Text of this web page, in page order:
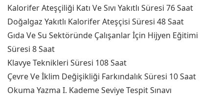
Kalorifer Ateşçiliği Katı Ve Sıvı Yakıtlı Süresi 76 Saat
Doğalgaz Yakıtlı Kalorifer Ateşçisi Süresi 48 Saat
Gıda Ve Su Sektöründe Çalışanlar İçin Hijyen Eğitimi
Süresi 8 Saat
Klavye Teknikleri Süresi 108 Saat
Çevre Ve İklim Değişikliği Farkındalık Süresi 10 Saat
Okuma Yazma I. Kademe Seviye Tespit Sınavı